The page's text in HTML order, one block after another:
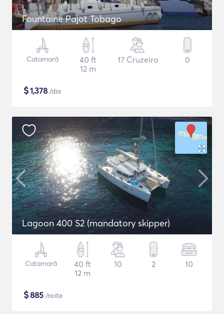
Fountaine Pajot Tobago
Catamarã
40 ft
12 m
17 Cruzeiro 0
$1,378 /dia
Lagoon 400 S2 (mandatory skipper)
Catamarã
40 ft
12 m
10 2 10
$885 /noite